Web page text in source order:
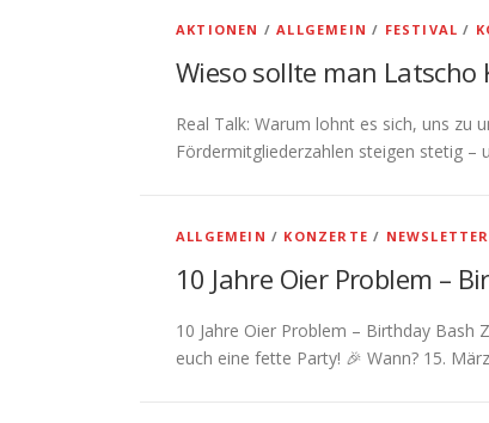
AKTIONEN /ALLGEMEIN / FESTIVAL /
Wieso sollte man Latscho
Real Talk: Warum lohnt es sich, uns zu
Fördermitgliederzahlen steigen stetig –
ALLGEMEIN / KONZERTE / NEWSLETTER
10 Jahre Oier Problem –
10 Jahre Oier Problem – Birthday
euch eine fette Party! 🎉 Wann? 15.